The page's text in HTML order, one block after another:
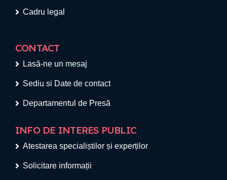
Cadru legal
CONTACT
Lasă-ne un mesaj
Sediu si Date de contact
Departamentul de Presă
INFO DE INTERES PUBLIC
Atestarea specialiștilor și experților
Solicitare informații